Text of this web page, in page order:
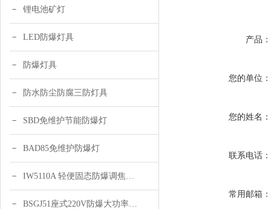
锂电池矿灯
LED防爆灯具
防爆灯具
防水防尘防腐三防灯具
SBD免维护节能防爆灯
BAD85免维护防爆灯
IW5110A 轻便固态防爆调焦头灯
BSGJ51座式220V防爆大功率声光报警器 绿色 黄色
产品：
您的单位：
您的姓名：
联系电话：
常用邮箱：